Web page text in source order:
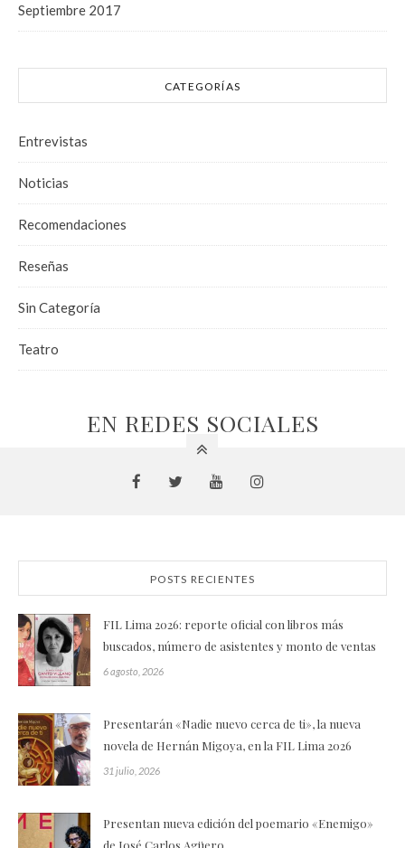
Septiembre 2017
CATEGORÍAS
Entrevistas
Noticias
Recomendaciones
Reseñas
Sin Categoría
Teatro
EN REDES SOCIALES
POSTS RECIENTES
FIL Lima 2026: reporte oficial con libros más
buscados, número de asistentes y monto de ventas
6 agosto, 2026
Presentarán «Nadie nuevo cerca de ti», la nueva
novela de Hernán Migoya, en la FIL Lima 2026
31 julio, 2026
Presentan nueva edición del poemario «Enemigo»
de José Carlos Agüero